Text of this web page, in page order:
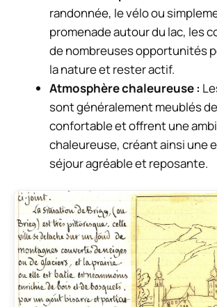
randonnée, le vélo ou
promenade autour du lac, les
de nombreuses opportunités
la nature et rester actif.
Atmosphère chaleureuse :
sont généralement meublés
confortable et offrent une
chaleureuse, créant ainsi une
séjour agréable et reposante.